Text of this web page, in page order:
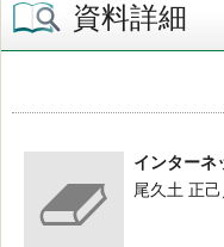
資料詳細
インターネ
尾久土 正